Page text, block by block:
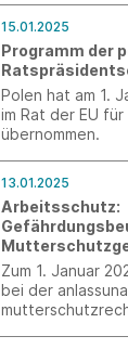
auszubremsen.
15.01.2025
Programm der
Polen hat am 1.
im Rat der EU
übernommen.
13.01.2025
Arbeitsschutz:
Zum 1. Januar
bei der